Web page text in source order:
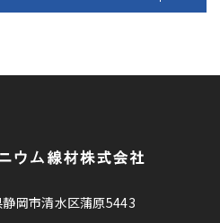
岡市清水区蒲原5443